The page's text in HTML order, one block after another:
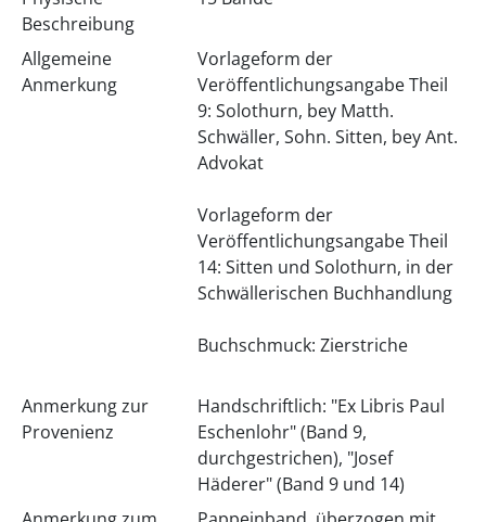
Beschreibung
Allgemeine
Anmerkung
Vorlageform der
Veröffentlichungsangabe Theil
9: Solothurn, bey Matth.
Schwäller, Sohn. Sitten, bey Ant.
Advokat
Vorlageform der
Veröffentlichungsangabe Theil
14: Sitten und Solothurn, in der
Schwällerischen Buchhandlung
Buchschmuck: Zierstriche
Anmerkung zur
Provenienz
Handschriftlich: "Ex Libris Paul
Eschenlohr" (Band 9,
durchgestrichen), "Josef
Häderer" (Band 9 und 14)